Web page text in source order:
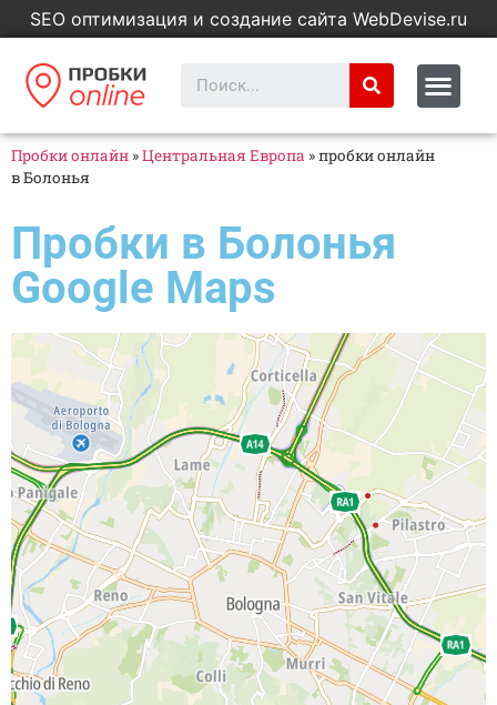
SEO оптимизация и создание сайта WebDevise.ru
Пробки онлайн »Центральная Европа »пробки онлайн
в Болонья
Пробки в Болонья
Google Maps